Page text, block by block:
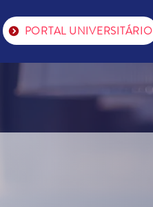
PORTAL UNIVERSITÁRIO